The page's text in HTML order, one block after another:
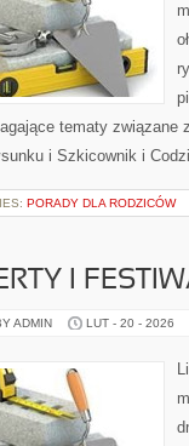
tematy związane
i Szkicownik i
PORADY DLA RODZICÓW
I
ADMIN LUT - 20 - 2026